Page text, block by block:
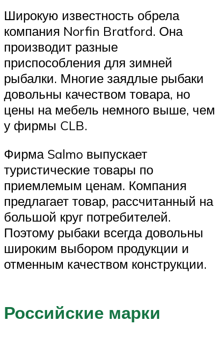
Широкую известность обрела
компания Norfin Bratford. Она
производит разные
приспособления для зимней
рыбалки. Многие заядлые рыбаки
довольны качеством товара, но
цены на мебель немного выше, чем
у фирмы CLB.
Фирма Salmo выпускает
туристические товары по
приемлемым ценам. Компания
предлагает товар, рассчитанный на
большой круг потребителей.
Поэтому рыбаки всегда довольны
широким выбором продукции и
отменным качеством конструкции.
Российские марки